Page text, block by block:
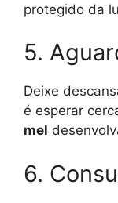
protegido da
5.
Deixe
é esperar
mel
6.